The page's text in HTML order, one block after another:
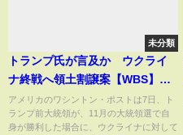
未分類
トランプ氏が言及か ウクライ
ナ終戦へ領土割譲案【WBS】
（2024年4月8日）
アメリカのワシントン・ポストは7日、ト
ランプ前大統領が、11月の大統領選で自
身が勝利した場合に、ウクライナに対して